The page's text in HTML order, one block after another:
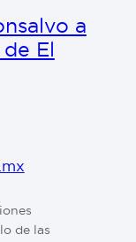
a
El
de las